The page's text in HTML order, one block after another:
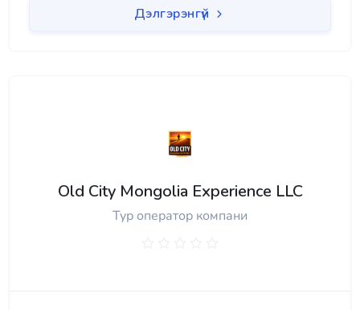
Дэлгэрэнгүй
Old City Mongolia Experience LLC
Тур оператор компани